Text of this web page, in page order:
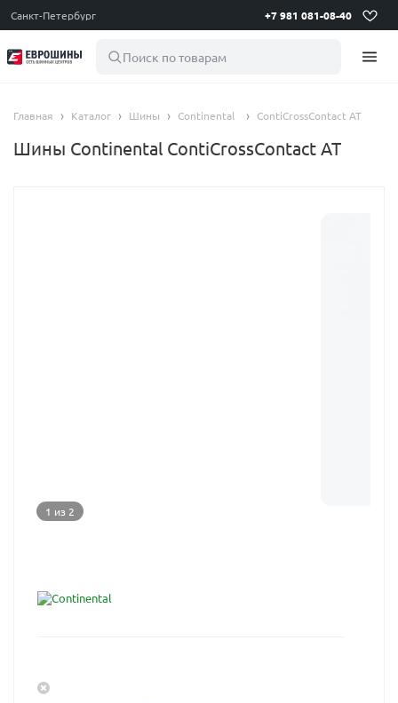
Санкт-Петербург +7 981 081-08-40
Поиск по товарам
Главная Каталог Шины Continental ContiCrossContact AT
Шины Continental ContiCrossContact AT
1 из 2